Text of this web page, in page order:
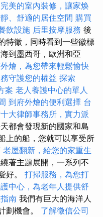
完美的室內裝修，讓家焕
、舒適的居住空間 購買
飲設施 后里按摩服務 後
特徵，同時看到一些徽標
到墨西哥，歐洲和亞
燴，為您帶來輕鬆愉快
守護您的權益 探索
案 老人養護中心的單人
到府外燴的便利選擇 台
大律師事務所，實力派
都會發現新的國家和島
上的船，您就可以享受所
老屋翻新，給您的家重生
著主題展開，一系列不
好。 打掃服務，為您打
中心，為老年人提供舒
南 我們有巨大的海洋人
劃機會。 了解徵信公司